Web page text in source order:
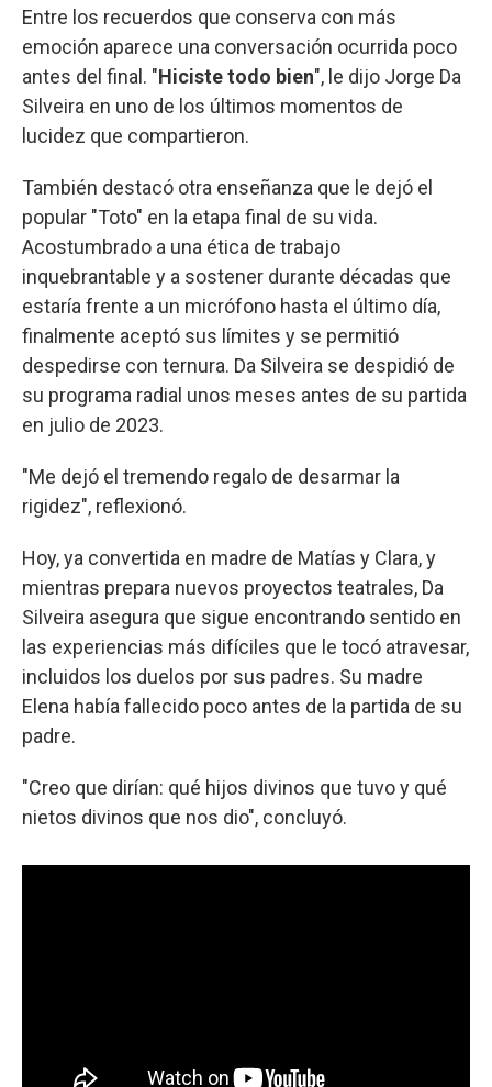
Entre los recuerdos que conserva con más
emoción aparece una conversación ocurrida poco
antes del final. "Hiciste todo bien", le dijo Jorge Da
Silveira en uno de los últimos momentos de
lucidez que compartieron.
También destacó otra enseñanza que le dejó el
popular "Toto" en la etapa final de su vida.
Acostumbrado a una ética de trabajo
inquebrantable y a sostener durante décadas que
estaría frente a un micrófono hasta el último día,
finalmente aceptó sus límites y se permitió
despedirse con ternura. Da Silveira se despidió de
su programa radial unos meses antes de su partida
en julio de 2023.
"Me dejó el tremendo regalo de desarmar la
rigidez", reflexionó.
Hoy, ya convertida en madre de Matías y Clara, y
mientras prepara nuevos proyectos teatrales, Da
Silveira asegura que sigue encontrando sentido en
las experiencias más difíciles que le tocó atravesar,
incluidos los duelos por sus padres. Su madre
Elena había fallecido poco antes de la partida de su
padre.
"Creo que dirían: qué hijos divinos que tuvo y qué
nietos divinos que nos dio", concluyó.